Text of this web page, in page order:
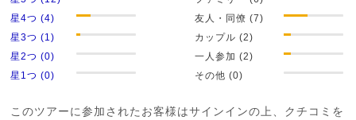
星4つ (4)
星3つ (1)
星2つ (0)
星1つ (0)
友人・同僚 (7)
カップル (2)
一人参加 (2)
その他 (0)
このツアーに参加されたお客様はサインインの上、クチコミを